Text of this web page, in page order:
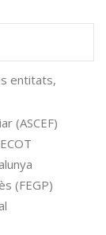
entitats,
(ASCEF)
(FEGP)